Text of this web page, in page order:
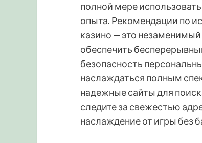
полной мере
опыта. Рекомендации по
казино — это
обеспечить
безопасность
наслаждаться полным
надежные сайты для
следите за свежестью
наслаждение от игры без